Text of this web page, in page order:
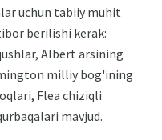
uchun tabiiy muhit
berilishi kerak:
Albert arsining
milliy bog'ining
Flea chiziqli
mavjud.